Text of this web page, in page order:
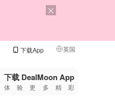
下载App 英国
🇺🇸
🇨🇳 中国
下载 DealMoon App
体验更多精彩